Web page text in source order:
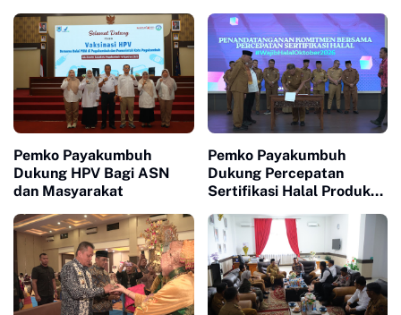
Pemko Payakumbuh
Dukung HPV Bagi ASN
dan Masyarakat
Pemko Payakumbuh
Dukung Percepatan
Sertifikasi Halal Produk